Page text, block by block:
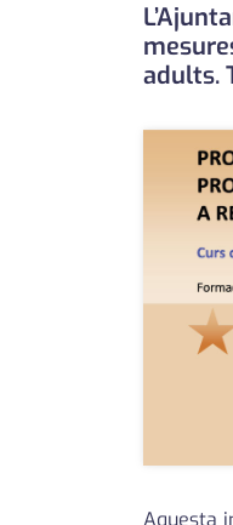
adults.
Aquesta